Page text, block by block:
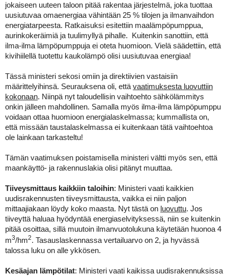
jokaiseen uuteen taloon pitää rakentaa järjestelmä, joka tuottaa
uusiutuvaa omaenergiaa vähintään 25 % tilojen ja ilmanvaihdon
energiatarpeesta. Ratkaisuksi esitettiin maalämpöpumppua,
aurinkokeräimiä ja tuulimyllyä pihalle.
Kuitenkin sanottiin, että
ilma-ilma lämpöpumppuja ei oteta huomioon. Vielä säädettiin, että
kivihiilellä tuotettu kaukolämpö olisi uusiutuvaa energiaa!
Tässä ministeri sekosi omiin ja direktiivien vastaisiin
määrittelyihinsä. Seurauksena oli, että vaatimuksesta luovuttiin
kokonaan. Niinpä nyt taloudellisin vaihtoehto sähkölämmitys
onkin jälleen mahdollinen. Samalla myös ilma-ilma lämpöpumppu
voidaan ottaa huomioon energialaskelmassa; kummallista on,
että missään taustalaskelmassa ei kuitenkaan tätä vaihtoehtoa
ole lainkaan tarkasteltu!
Tämän vaatimuksen poistamisella ministeri vältti myös sen, että
maankäyttö- ja rakennuslakia olisi pitänyt muuttaa.
Tiiveysmittaus kaikkiin taloihin: Ministeri vaati kaikkien
uudisrakennusten tiiveysmittausta, vaikka ei niin paljon
mittaajiakaan löydy koko maasta. Nyt tästä on luovuttu. Jos
tiiveyttä haluaa hyödyntää energiaselvityksessä, niin se kuitenkin
pitää osoittaa, sillä muutoin ilmanvuotolukuna käytetään huonoa 4
m3/hm2. Tasauslaskennassa vertailuarvo on 2, ja hyvässä
talossa luku on alle ykkösen.
Kesäajan lämpötilat: Ministeri vaati kaikissa uudisrakennuksissa